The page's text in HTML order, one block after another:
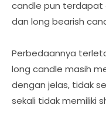
candle pun terdapat
dan long bearish
Perbedaannya
long candle masih
dengan jelas, tidak
sekali tidak memiliki